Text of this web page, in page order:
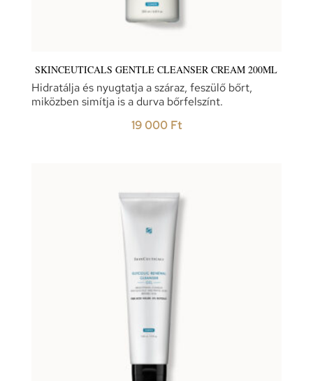
SKINCEUTICALS GENTLE CLEANSER CREAM 200ML
Hidratálja és nyugtatja a száraz, feszülő bőrt,
miközben simítja is a durva bőrfelszínt.
19 000 Ft